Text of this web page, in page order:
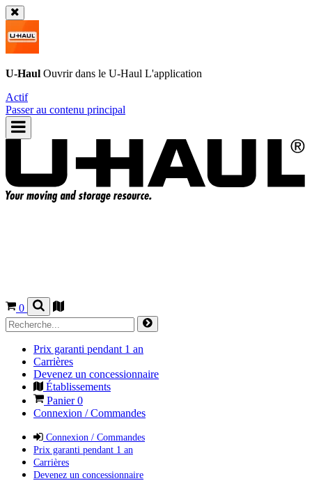
U-Haul Ouvrir dans le U-Haul L'application
Actif
Passer au contenu principal
0
Prix garanti pendant 1 an
Carrières
Devenez un concessionnaire
Établissements
Panier0
Connexion / Commandes
Connexion / Commandes
Prix garanti pendant 1 an
Carrières
Devenez un concessionnaire